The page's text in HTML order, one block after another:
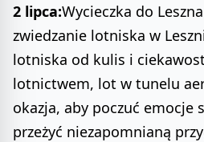
2 lipca:Wycieczka do
zwiedzanie lotniska w
lotniska od kulis i
lotnictwem, lot w tunelu
okazja, aby poczuć emocje
przeżyć niezapomnianą